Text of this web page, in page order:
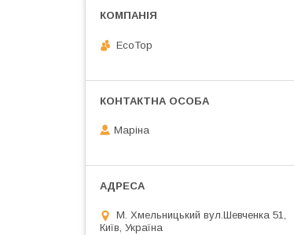
EcoTop
Маріна
М. Хмельницький вул.Шевченка 51,
Київ, Україна